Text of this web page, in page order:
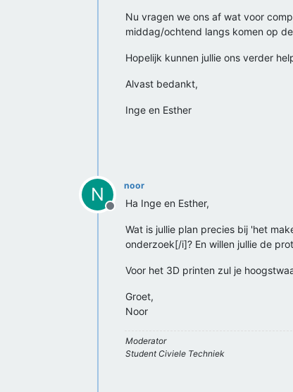
Nu vragen we ons af wat voor
middag/ochtend langs komen op
Hopelijk kunnen jullie ons verder
Alvast bedankt,
Inge en Esther
N
Offline
noor
Ha Inge en Esther,
Wat is jullie plan precies bij 'het
onderzoek[/i]? En willen jullie de
Voor het 3D printen zul je
Groet,
Noor
Moderator
Student Civiele Techniek